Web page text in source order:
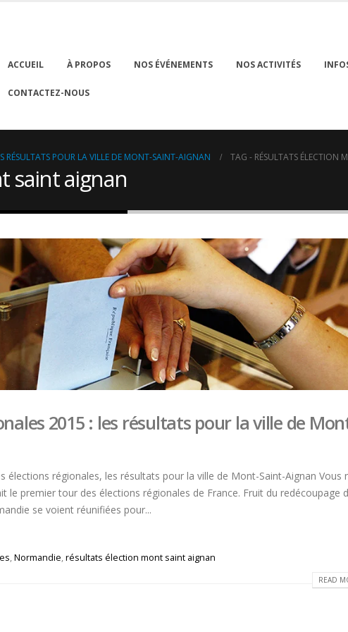
ACCUEIL À PROPOS NOS ÉVÉNEMENTS NOS ACTIVITÉS
CONTACTEZ-NOUS
RÉSULTATS POUR LA VILLE DE MONT-SAINT-AIGNAN TAG - RÉSULTATS ÉLECTION
saint aignan
2015 : les résultats pour la ville de
élections régionales, les résultats pour la ville de Mont-Saint-Aignan Vous
le premier tour des élections régionales de France. Fruit du redécoupage
se voient réunifiées pour...
,Normandie,résultats élection mont saint aignan
READ